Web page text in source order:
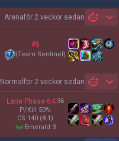
Arenaför 2 veckor sedan
#5
(Team Sentinel)
Normal för 2 veckor sedan
Lane Phase 64:36
P/Kill 50%
CS 140 (8.1)
emerald 3